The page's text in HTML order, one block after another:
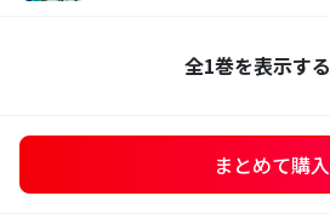
全1巻を表示する
まとめて購入